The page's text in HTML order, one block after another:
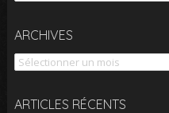
ARCHIVES
Archives
ARTICLES RÉCENTS